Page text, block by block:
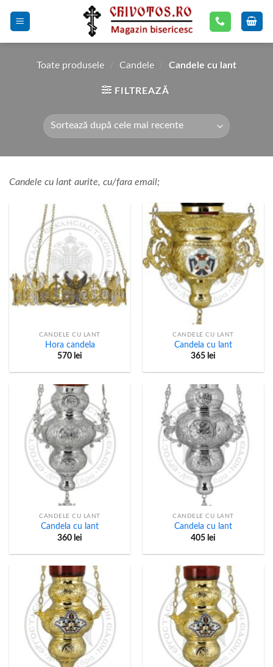
Toate produsele / Candele / Candele cu lant
FILTREAZĂ
Candele cu lant aurite, cu/fara email;
CANDELE CU LANT
Hora candela
570 lei
CANDELE CU LANT
Candela cu lant
365 lei
CANDELE CU LANT
Candela cu lant
360 lei
CANDELE CU LANT
Candela cu lant
405 lei